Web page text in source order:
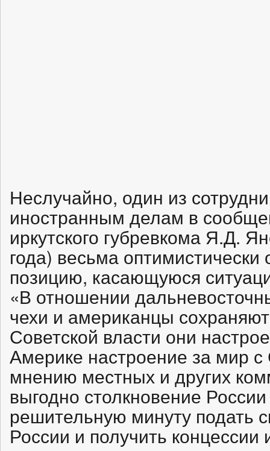
Неслучайно, один из
иностранным делам в
иркутского губревкома Я.Д.
года) весьма
позицию, касающуюся
«В отношении
чехи и американцы
Советской власти они
Америке настроение за мир
мнению местных и других
выгодно столкновение
решительную минуту подать
России и получить